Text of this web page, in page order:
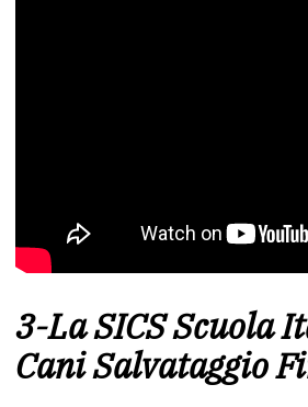
3-La SICS Scuola
Cani Salvataggio